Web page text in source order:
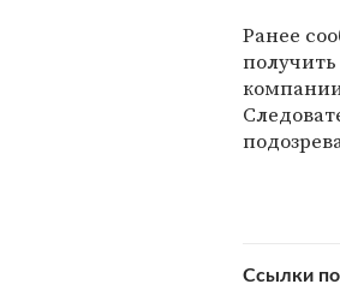
Ранее
Ссылки